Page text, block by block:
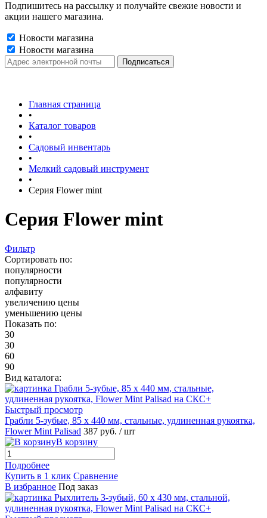
Подпишитесь на рассылку и получайте свежие новости и
акции нашего магазина.
Новости магазина
Новости магазина
Главная страница
•
Каталог товаров
•
Садовый инвентарь
•
Мелкий садовый инструмент
•
Серия Flower mint
Серия Flower mint
Фильтр
Сортировать по:
популярности
популярности
алфавиту
увеличению цены
уменьшению цены
Показать по:
30
30
60
90
Вид каталога:
Быстрый просмотр
Грабли 5-зубые, 85 х 440 мм, стальные, удлиненная рукоятка,
Flower Mint Palisad 387 руб. / шт
В корзину
Подробнее
Купить в 1 клик Сравнение
В избранное Под заказ